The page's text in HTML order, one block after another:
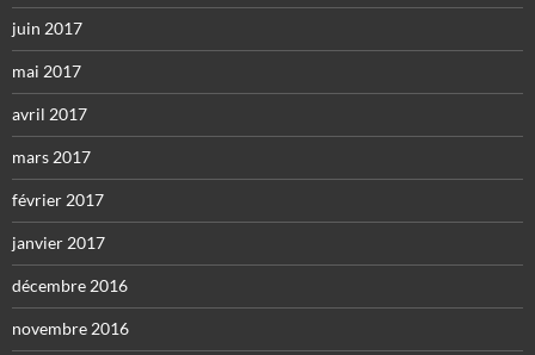
juin 2017
mai 2017
avril 2017
mars 2017
février 2017
janvier 2017
décembre 2016
novembre 2016